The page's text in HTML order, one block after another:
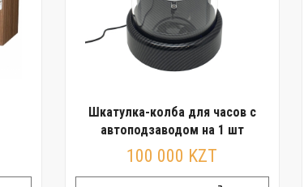
Шкатулка-колба для часов с
автоподзаводом на 1 шт
100 000 KZT